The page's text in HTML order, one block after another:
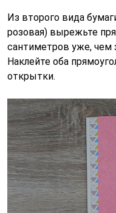
Из второго вида
розовая) вырежьте
сантиметров уже, чем
Наклейте оба
открытки.